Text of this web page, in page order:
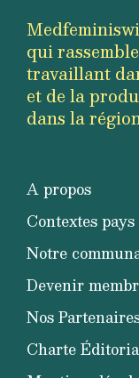
qui
travaillant
et de la
dans la
A propos
Contextes pays
Notre
Devenir
Nos
Charte